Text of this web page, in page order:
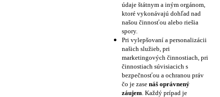
údaje štátnym a iným orgánom,
ktoré vykonávajú dohľad nad
našou činnosťou alebo riešia
spory.
Pri vylepšovaní a personalizácii
našich služieb, pri
marketingových činnostiach, pri
činnostiach súvisiacich s
bezpečnosťou a ochranou práv
čo je zase náš oprávnený
záujem . Každý prípad je